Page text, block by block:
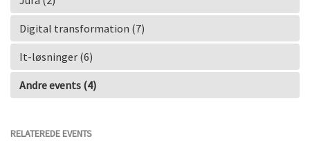
Digital transformation (7)
It-løsninger (6)
Andre events (4)
RELATEREDE EVENTS